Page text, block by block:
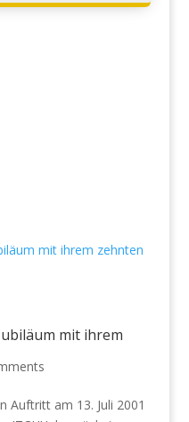
mit ihrem
Auftritt am 13. Juli 2001